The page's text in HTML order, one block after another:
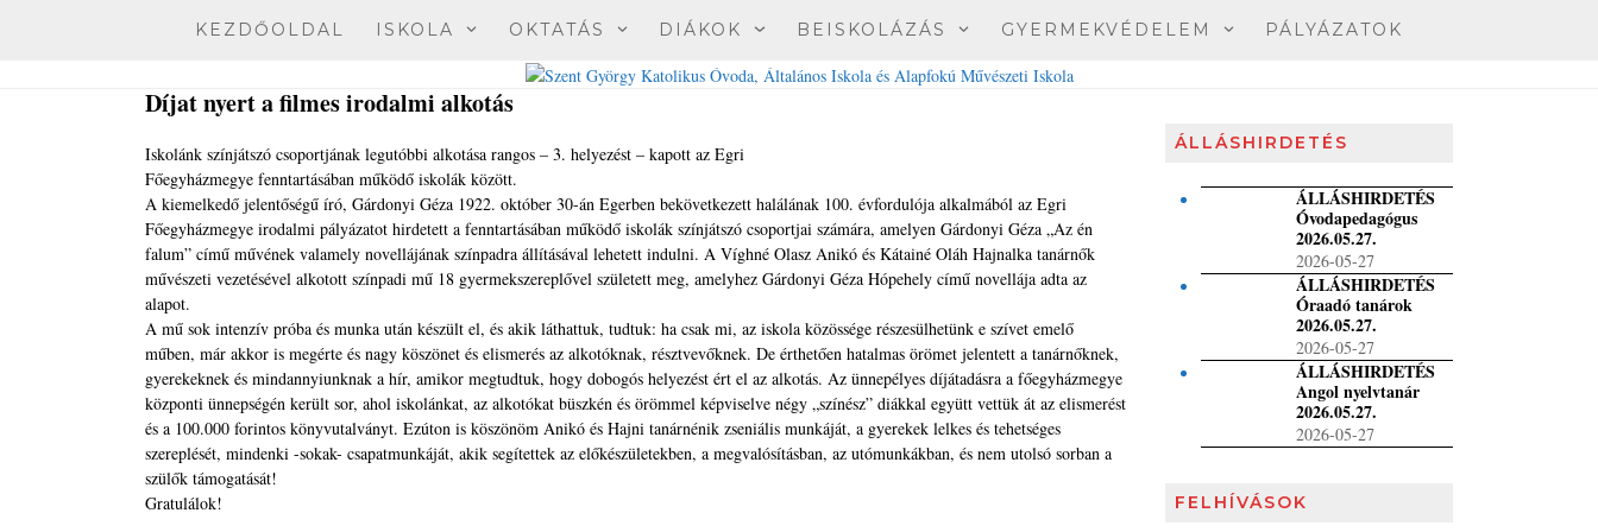
KEZDŐOLDAL ISKOLA OKTATÁS DIÁKOK BEISKOLÁZÁS GYERMEKVÉDELEM PÁLYÁZATOK
Díjat nyert a filmes irodalmi alkotás
Iskolánk színjátszó csoportjának legutóbbi alkotása rangos – 3. helyezést – kapott az Egri
Főegyházmegye fenntartásában működő iskolák között.
A kiemelkedő jelentőségű író, Gárdonyi Géza 1922. október 30-án Egerben bekövetkezett halálának 100. évfordulója alkalmából az Egri
Főegyházmegye irodalmi pályázatot hirdetett a fenntartásában működő iskolák színjátszó csoportjai számára, amelyen Gárdonyi Géza „Az én
falum” című művének valamely novellájának színpadra állításával lehetett indulni. A Víghné Olasz Anikó és Kátainé Oláh Hajnalka tanárnők
művészeti vezetésével alkotott színpadi mű 18 gyermekszereplővel született meg, amelyhez Gárdonyi Géza Hópehely című novellája adta az
alapot.
A mű sok intenzív próba és munka után készült el, és akik láthattuk, tudtuk: ha csak mi, az iskola közössége részesülhetünk e szívet emelő
műben, már akkor is megérte és nagy köszönet és elismerés az alkotóknak, résztvevőknek. De érthetően hatalmas örömet jelentett a tanárnőknek,
gyerekeknek és mindannyiunknak a hír, amikor megtudtuk, hogy dobogós helyezést ért el az alkotás. Az ünnepélyes díjátadásra a főegyházmegye
központi ünnepségén került sor, ahol iskolánkat, az alkotókat büszkén és örömmel képviselve négy „színész” diákkal együtt vettük át az elismerést
és a 100.000 forintos könyvutalványt. Ezúton is köszönöm Anikó és Hajni tanárnénik zseniális munkáját, a gyerekek lelkes és tehetséges
szereplését, mindenki -sokak- csapatmunkáját, akik segítettek az előkészületekben, a megvalósításban, az utómunkákban, és nem utolsó sorban a
szülők támogatását!
Gratulálok!
ÁLLÁSHIRDETÉS
ÁLLÁSHIRDETÉS
Óvodapedagógus
2026.05.27.
2026-05-27
ÁLLÁSHIRDETÉS
Óraadó tanárok
2026.05.27.
2026-05-27
ÁLLÁSHIRDETÉS
Angol nyelvtanár
2026.05.27.
2026-05-27
FELHÍVÁSOK